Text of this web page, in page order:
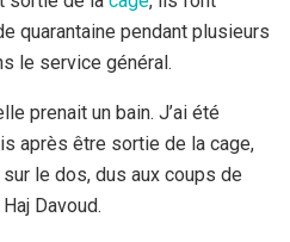
quarantaine pendant plusieurs
le service général.
prenait un bain. J’ai été
après être sortie de la cage,
le dos, dus aux coups de
Davoud.